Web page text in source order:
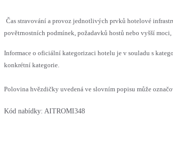
Čas stravování a provoz jednotlivých prvků hotelové
povětrnostních podmínek, požadavků hostů nebo vyšší
Informace o oficiální kategorizaci hotelu je v souladu s
konkrétní kategorie.
Polovina hvězdičky uvedená ve slovním popisu může
Kód nabídky: AITROMI348